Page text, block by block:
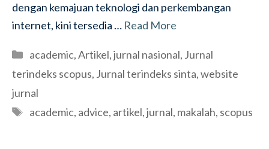
dengan kemajuan teknologi dan perkembangan
internet, kini tersedia … Read More
Categories
academic,Artikel,jurnal nasional, Jurnal
terindeks scopus, Jurnal terindeks sinta,website
jurnal
Tags
academic, advice, artikel,jurnal, makalah, scopus